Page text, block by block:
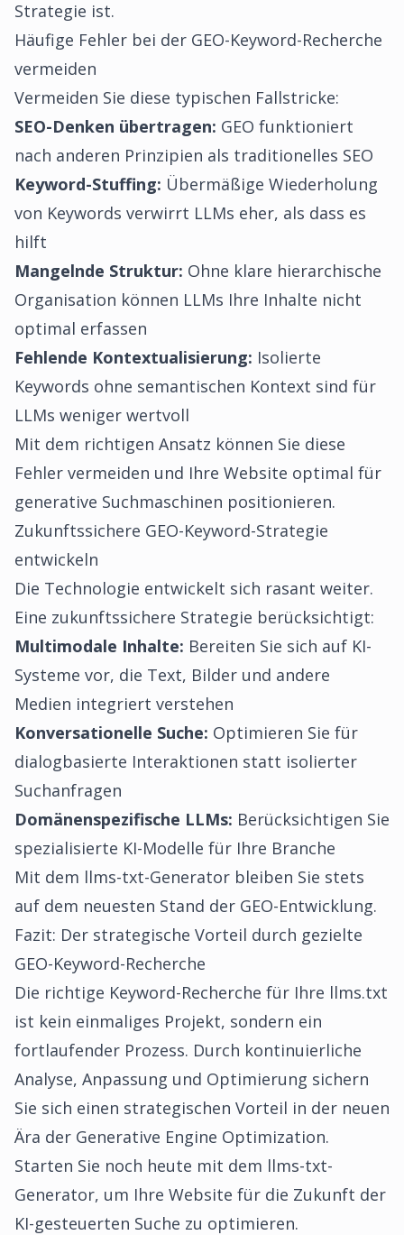
Strategie ist.
Häufige Fehler bei der GEO-Keyword-Recherche
vermeiden
Vermeiden Sie diese typischen Fallstricke:
SEO-Denken übertragen: GEO funktioniert
nach anderen Prinzipien als traditionelles SEO
Keyword-Stuffing: Übermäßige Wiederholung
von Keywords verwirrt LLMs eher, als dass es
hilft
Mangelnde Struktur: Ohne klare hierarchische
Organisation können LLMs Ihre Inhalte nicht
optimal erfassen
Fehlende Kontextualisierung: Isolierte
Keywords ohne semantischen Kontext sind für
LLMs weniger wertvoll
Mit dem richtigen Ansatz können Sie diese
Fehler vermeiden und Ihre Website optimal für
generative Suchmaschinen positionieren.
Zukunftssichere GEO-Keyword-Strategie
entwickeln
Die Technologie entwickelt sich rasant weiter.
Eine zukunftssichere Strategie berücksichtigt:
Multimodale Inhalte: Bereiten Sie sich auf KI-
Systeme vor, die Text, Bilder und andere
Medien integriert verstehen
Konversationelle Suche: Optimieren Sie für
dialogbasierte Interaktionen statt isolierter
Suchanfragen
Domänenspezifische LLMs: Berücksichtigen Sie
spezialisierte KI-Modelle für Ihre Branche
Mit dem llms-txt-Generator bleiben Sie stets
auf dem neuesten Stand der GEO-Entwicklung.
Fazit: Der strategische Vorteil durch gezielte
GEO-Keyword-Recherche
Die richtige Keyword-Recherche für Ihre llms.txt
ist kein einmaliges Projekt, sondern ein
fortlaufender Prozess. Durch kontinuierliche
Analyse, Anpassung und Optimierung sichern
Sie sich einen strategischen Vorteil in der neuen
Ära der Generative Engine Optimization.
Starten Sie noch heute mit dem llms-txt-
Generator, um Ihre Website für die Zukunft der
KI-gesteuerten Suche zu optimieren.